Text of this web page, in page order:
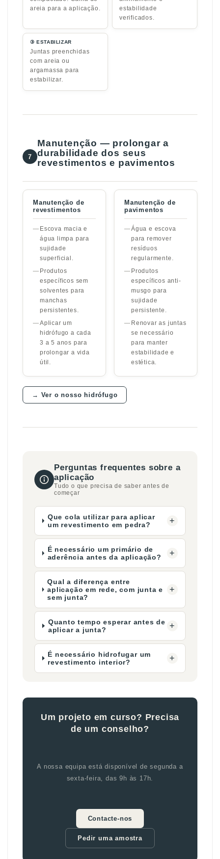
areia para a aplicação.
estabilidade
verificados.
③ ESTABILIZAR
Juntas preenchidas
com areia ou
argamassa para
estabilizar.
7
Manutenção — prolongar a
durabilidade dos seus
revestimentos e pavimentos
Manutenção de
revestimentos
— Escova macia e
água limpa para
sujidade
superficial.
— Produtos
específicos sem
solventes para
manchas
persistentes.
—Aplicar um
hidrófugo a cada
3 a 5 anos para
prolongar a vida
útil.
Manutenção de
pavimentos
—Água e escova
para remover
resíduos
regularmente.
— Produtos
específicos anti-
musgo para
sujidade
persistente.
— Renovar as juntas
se necessário
para manter
estabilidade e
estética.
→ Ver o nosso hidrófugo
Perguntas frequentes sobre a
aplicação
Tudo o que precisa de saber antes de
começar
Que cola utilizar para aplicar
um revestimento em pedra?
+
É necessário um primário de
aderência antes da aplicação?
+
Qual a diferença entre
aplicação em rede, com junta e
sem junta?
+
Quanto tempo esperar antes de
aplicar a junta?
+
É necessário hidrofugar um
revestimento interior?
+
Um projeto em curso? Precisa
de um conselho?
A nossa equipa está disponível de segunda a
sexta-feira, das 9h às 17h.
Contacte-nos
Pedir uma amostra